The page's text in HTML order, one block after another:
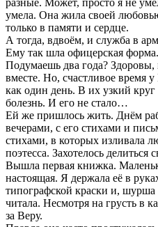
умела. Она жила своей
только в памяти и сердце.
А тогда, вдвоём, и служба в
Ему так шла офицерская
Подумаешь два года?
вместе. Но, счастливое время
как один день. В их узкий круг
болезнь. И его не стало…
Ей же пришлось жить. Днём
вечерами, с его стихами и
стихами, в которых изливала
поэтесса. Захотелось
Вышла первая книжка.
настоящая. Я держала её в
типографской краски и,
читала. Несмотря на грусть в
за Веру.